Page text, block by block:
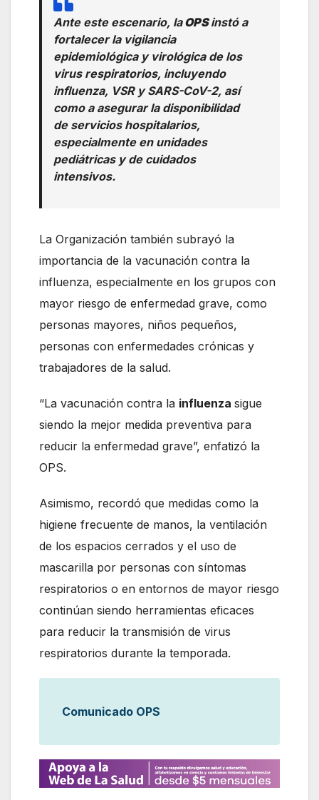
Ante este escenario, laOPSinstó a
fortalecer la vigilancia
epidemiológica y virológica de los
virus respiratorios, incluyendo
influenza, VSR y SARS-CoV-2, así
como a asegurar la disponibilidad
de servicios hospitalarios,
especialmente en unidades
pediátricas y de cuidados
intensivos.
La Organización también subrayó la
importancia de la vacunación contra la
influenza, especialmente en los grupos con
mayor riesgo de enfermedad grave, como
personas mayores, niños pequeños,
personas con enfermedades crónicas y
trabajadores de la salud.
“La vacunación contra la influenza sigue
siendo la mejor medida preventiva para
reducir la enfermedad grave”, enfatizó la
OPS.
Asimismo, recordó que medidas como la
higiene frecuente de manos, la ventilación
de los espacios cerrados y el uso de
mascarilla por personas con síntomas
respiratorios o en entornos de mayor riesgo
continúan siendo herramientas eficaces
para reducir la transmisión de virus
respiratorios durante la temporada.
Comunicado OPS